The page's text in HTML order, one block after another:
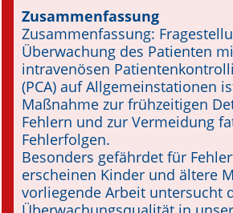
Online First
A&I English
Mediadaten
Autoren-Service
Bestell-Service
Stellenmarkt
Zusammenfassung
Zusammenfassung:
Überwachung des Patienten
intravenösen
(PCA) auf Allgemeinstationen
Maßnahme zur frühzeitigen
Fehlern und zur Vermeidung
Fehlerfolgen.
Besonders gefährdet für
erscheinen Kinder und ältere
vorliegende Arbeit untersucht